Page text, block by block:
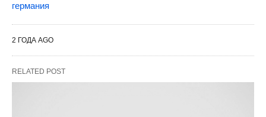
германия
2 ГОДА AGO
RELATED POST